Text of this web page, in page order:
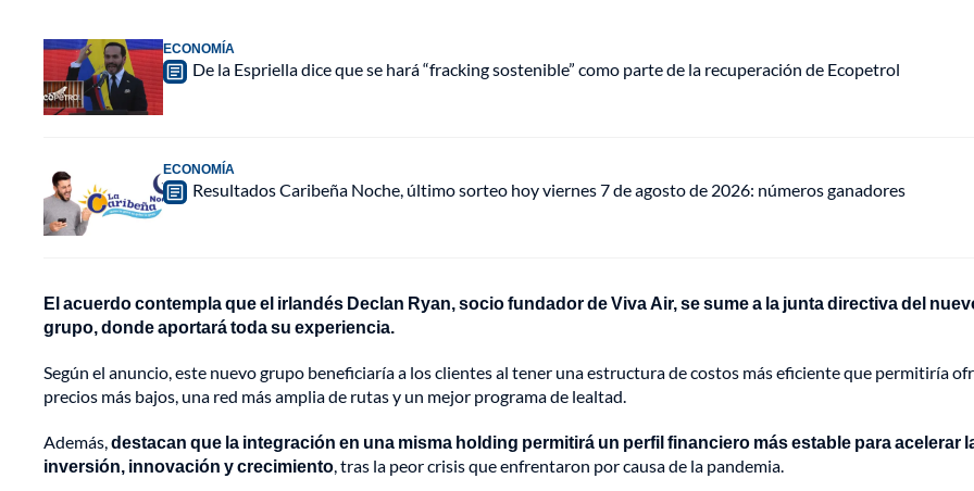
ECONOMÍA
De la Espriella dice que se hará “fracking sostenible” como parte de la recuperación de Ecopetrol
ECONOMÍA
Resultados Caribeña Noche, último sorteo hoy viernes 7 de agosto de 2026: números ganadores
El acuerdo contempla que el irlandés Declan Ryan, socio fundador de Viva Air, se sume a la junta directiva del
grupo, donde aportará toda su experiencia.
Según el anuncio, este nuevo grupo beneficiaría a los clientes al tener una estructura de costos más eficiente que permitiría
precios más bajos, una red más amplia de rutas y un mejor programa de lealtad.
Además,destacan que la integración en una misma holding permitirá un perfil financiero más estable para acelerar
inversión, innovación y crecimiento, tras la peor crisis que enfrentaron por causa de la pandemia.